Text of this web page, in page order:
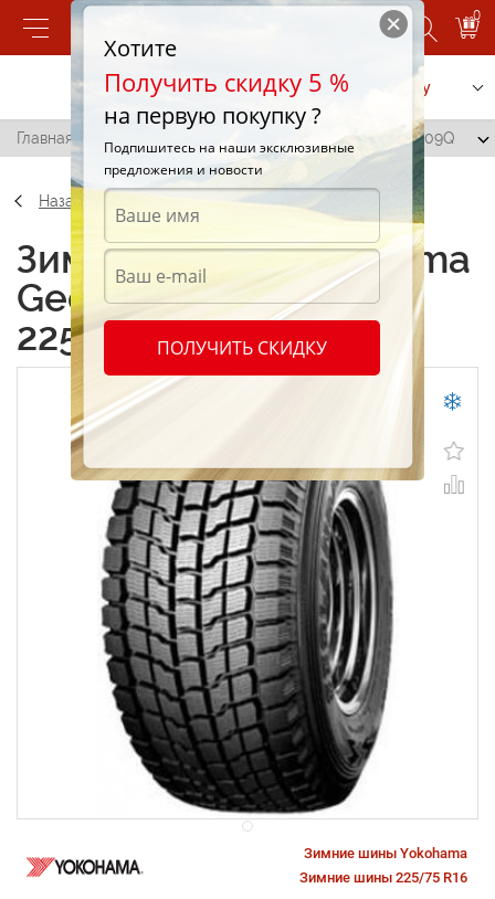
0
Позвонить Заказать услугу
Главная / Yokohama Geolandar I/T (G072) 225/75 R16 109Q
Назад
Зимние шины Yokohama
Geolandar I/T (G072)
225/75 R16 109Q
Зимние шины Yokohama
Зимние шины 225/75 R16
Хотите
Получить скидку 5 %
на первую покупку ?
Подпишитесь на наши эксклюзивные
предложения и новости
ПОЛУЧИТЬ СКИДКУ